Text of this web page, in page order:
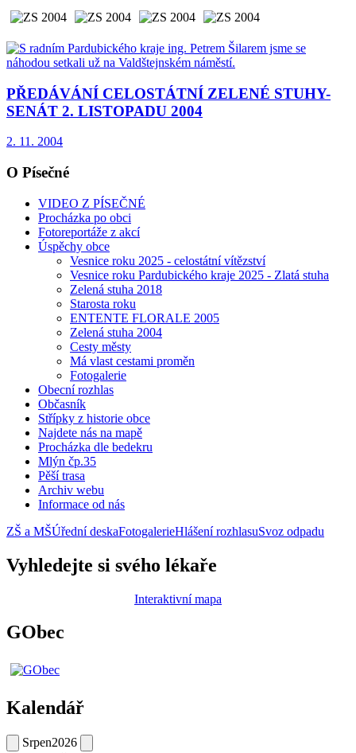
PŘEDÁVÁNÍ CELOSTÁTNÍ ZELENÉ STUHY-
SENÁT 2. LISTOPADU 2004
2. 11. 2004
O Písečné
VIDEO Z PÍSEČNÉ
Procházka po obci
Fotoreportáže z akcí
Úspěchy obce
Vesnice roku 2025 - celostátní vítězství
Vesnice roku Pardubického kraje 2025 - Zlatá stuha
Zelená stuha 2018
Starosta roku
ENTENTE FLORALE 2005
Zelená stuha 2004
Cesty městy
Má vlast cestami proměn
Fotogalerie
Obecní rozhlas
Občasník
Střípky z historie obce
Najdete nás na mapě
Procházka dle bedekru
Mlýn čp.35
Pěší trasa
Archiv webu
Informace od nás
ZŠ a MŠÚřední deskaFotogalerieHlášení rozhlasuSvoz odpadu
Vyhledejte si svého lékaře
Interaktivní mapa
GObec
Kalendář
Srpen2026